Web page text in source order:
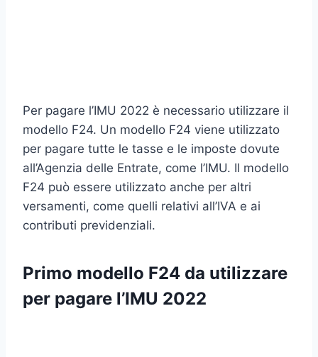
Per pagare l’IMU 2022 è necessario utilizzare il
modello F24. Un modello F24 viene utilizzato
per pagare tutte le tasse e le imposte dovute
all’Agenzia delle Entrate, come l’IMU. Il modello
F24 può essere utilizzato anche per altri
versamenti, come quelli relativi all’IVA e ai
contributi previdenziali.
Primo modello F24 da utilizzare
per pagare l’IMU 2022